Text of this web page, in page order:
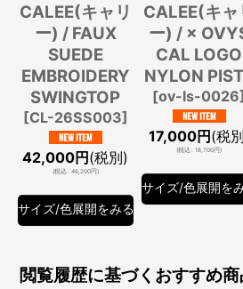
CALEE(キャリ
ー) / FAUX
SUEDE
EMBROIDERY
SWINGTOP
[CL-26SS003]
42,000円(税別)
(税込: 46,200円)
サイズ/色展開をみる
CALEE(キャ
ー) / ×
CAL LOGO
NYLON
[ov-ls-0026]
17,000円(税
(税込: 18,700円)
サイズ/色展開を
閲覧履歴に基づくおすすめ